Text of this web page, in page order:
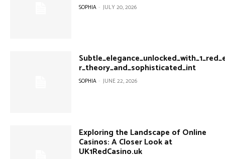
SOPHIA - JULY 20, 2026
r_theory_and_sophisticated_int
SOPHIA - JUNE 22, 2026
Exploring the Landscape of Online
Casinos: A Closer Look at
UK1RedCasino.uk